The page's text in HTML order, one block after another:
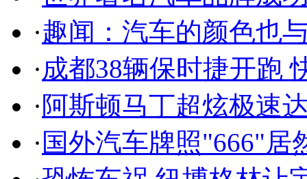
·趣闻：汽车的颜色也
·成都38辆保时捷开跑
·阿斯顿马丁超炫极速
· 国外汽车牌照"666"居